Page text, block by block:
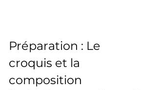
Préparation : Le
croquis et la
composition